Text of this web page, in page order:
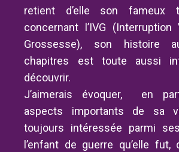
retient d’elle son fameux
concernant l’IVG (Interruption
Grossesse), son histoire
chapitres est toute aussi
découvrir.
J’aimerais évoquer, en
aspects importants de sa
toujours intéressée parmi
l’enfant de guerre qu’elle fut,